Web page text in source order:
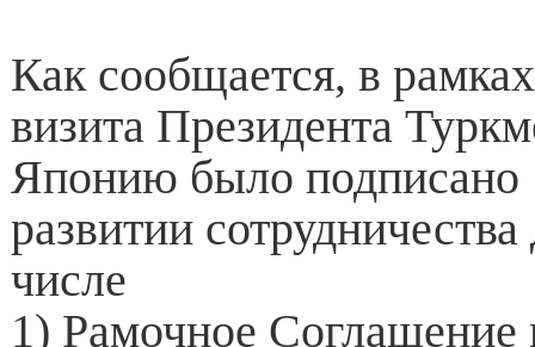
Как сообщается, в
визита Президента
Японию было подписано
развитии
числе
1) Рамочное